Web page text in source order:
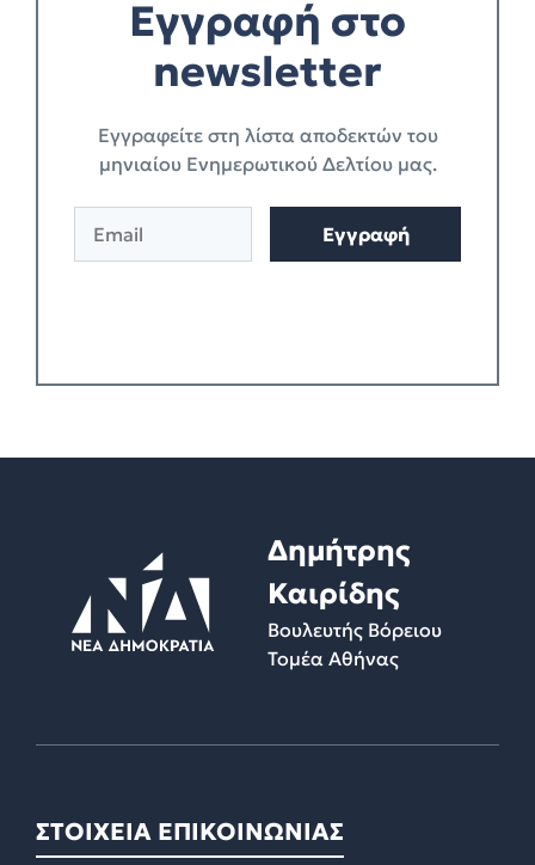
Εγγραφή στο
newsletter
Eγγραφείτε στη λίστα αποδεκτών του
μηνιαίου Ενημερωτικού Δελτίου μας.
Εγγραφή
Δημήτρης
Καιρίδης
Βουλευτής Βόρειου
Τομέα Αθήνας
ΣΤΟΙΧΕΙΑ ΕΠΙΚΟΙΝΩΝΙΑΣ